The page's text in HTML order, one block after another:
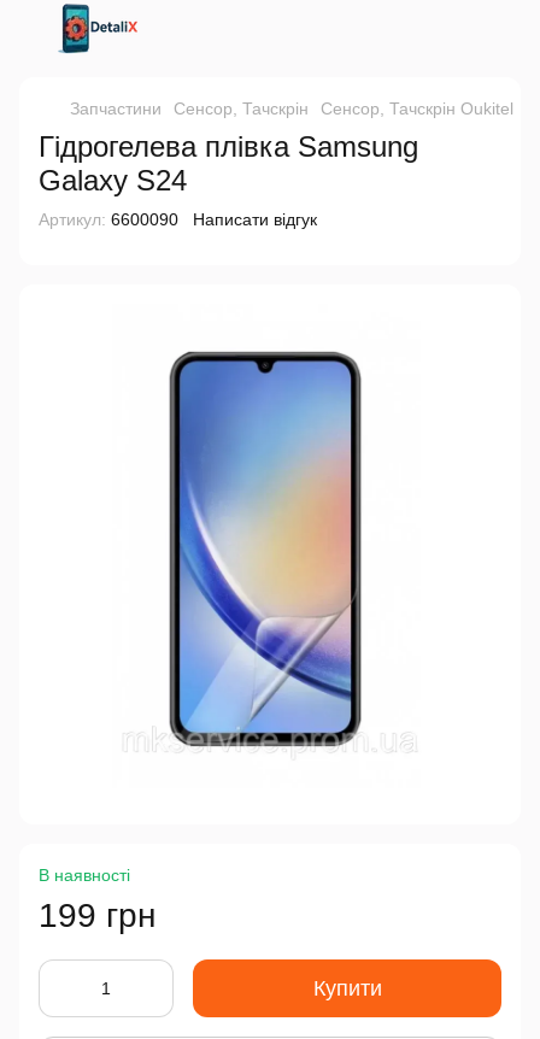
Запчастини Сенсор, Тачскрін Сенсор, Тачскрін Oukitel
Гідрогелева плівка Samsung
Galaxy S24
Артикул: 6600090 Написати відгук
В наявності
199 грн
Купити